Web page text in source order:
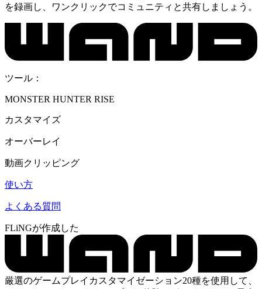
を録画し、ワンクリックでコミュニティと共有しましょう。
ツール：
MONSTER HUNTER RISE
カスタマイズ
オーバーレイ
動画クリッピング
使い方
よくある質問
FLiNGが作成した
厳選のゲームプレイカスタマイゼーション20種を使用して、